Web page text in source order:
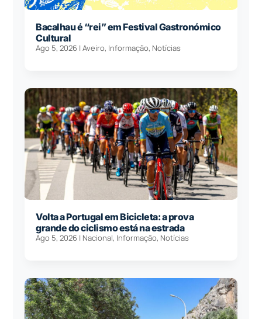
Bacalhau é “rei” em Festival Gastronómico
Cultural
Ago 5, 2026 |Aveiro, Informação, Notícias
Volta a Portugal em Bicicleta: a prova
grande do ciclismo está na estrada
Ago 5, 2026 | Nacional, Informação, Notícias